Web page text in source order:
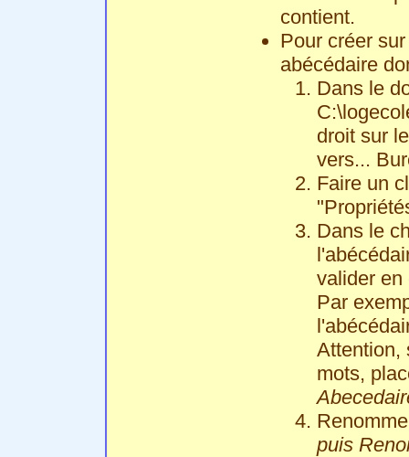
contient.
Pour créer
abécédaire
Dans le
droit sur
vers...
Faire un
Dans le
valider en
Par
Attention,
mots,
puis